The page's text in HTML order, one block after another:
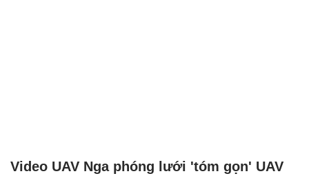
Video UAV Nga phóng lưới 'tóm gọn' UAV